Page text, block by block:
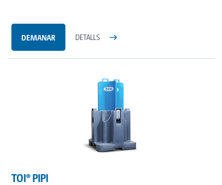
DEMANAR DETALLS
TOI® PIPI